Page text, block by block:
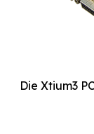
Die Xtium3